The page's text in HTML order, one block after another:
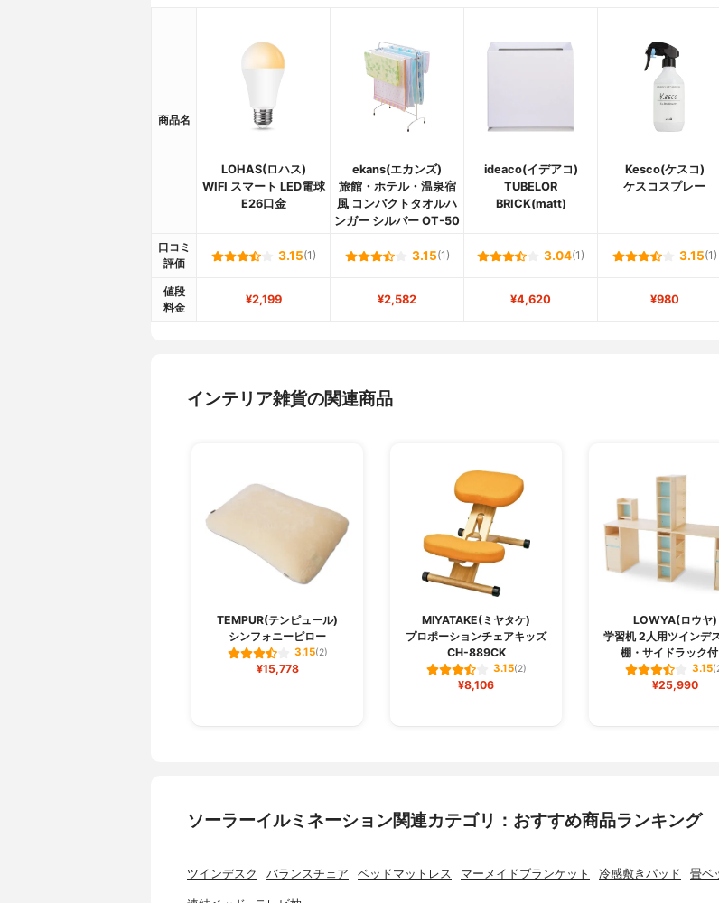
商品名
LOHAS(ロハス)
WIFI スマート LED電球
E26口金
ekans(エカンズ)
旅館・ホテル・温泉宿
風 コンパクトタオルハ
ンガー シルバー OT-50
ideaco(イデアコ)
TUBELOR
BRICK(matt)
Kesco(ケスコ)
ケスコスプレー
口コミ
評価
3.15(1) 3.15(1) 3.04(1) 3.15(1)
値段
料金
¥2,199 ¥2,582 ¥4,620 ¥980
インテリア雑貨の関連商品
TEMPUR(テンピュール)
シンフォニーピロー
3.15(2)
¥15,778
MIYATAKE(ミヤタケ)
プロポーションチェアキッズ
CH-889CK
3.15(2)
¥8,106
LOWYA(ロウヤ)
学習机 2人用ツインデ
棚・サイドラック付
3.15
¥25,990
ソーラーイルミネーション関連カテゴリ：おすすめ商品ランキング
ツインデスク バランスチェア ベッドマットレス マーメイドブランケット 冷感敷きパッド 畳ベ